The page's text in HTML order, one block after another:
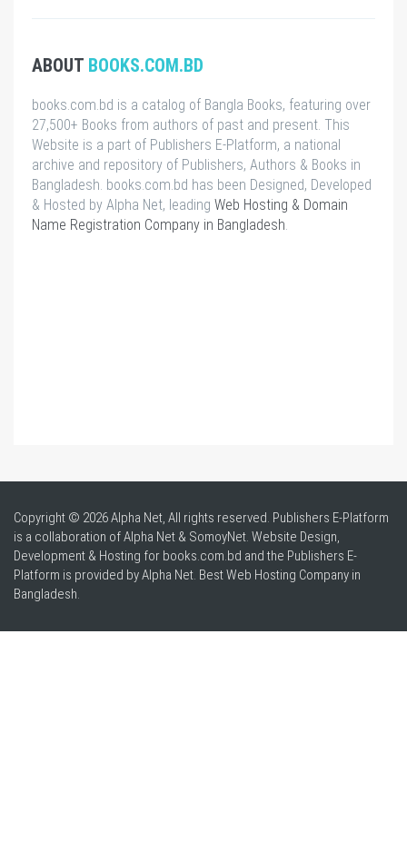
ABOUT BOOKS.COM.BD
books.com.bd is a catalog of Bangla Books, featuring over
27,500+ Books from authors of past and present. This
Website is a part of Publishers E-Platform, a national
archive and repository of Publishers, Authors & Books in
Bangladesh. books.com.bd has been Designed, Developed
& Hosted by Alpha Net, leading Web Hosting & Domain
Name Registration Company in Bangladesh.
Copyright © 2026 Alpha Net, All rights reserved. Publishers E-Platform
is a collaboration of Alpha Net & SomoyNet. Website Design,
Development & Hosting for books.com.bd and the Publishers E-
Platform is provided by Alpha Net. BestWeb Hosting Company in
Bangladesh.